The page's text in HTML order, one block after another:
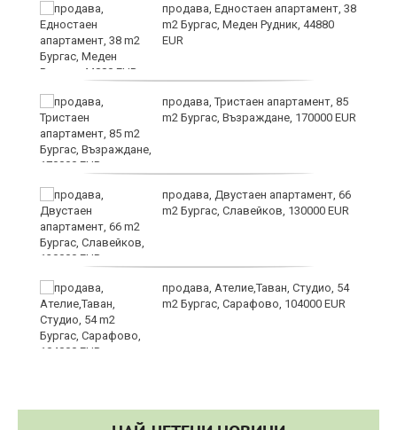
продава, Едностаен апартамент, 38
m2 Бургас, Меден Рудник, 44880
EUR
продава, Тристаен апартамент, 85
m2 Бургас, Възраждане, 170000 EUR
продава, Двустаен апартамент, 66
m2 Бургас, Славейков, 130000 EUR
продава, Ателие,Таван, Студио, 54
m2 Бургас, Сарафово, 104000 EUR